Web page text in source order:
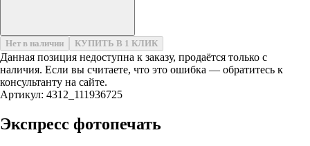
Нет в наличии КУПИТЬ В 1 КЛИК
Данная позиция недоступна к заказу, продаётся только с
наличия. Если вы считаете, что это ошибка — обратитесь к
консультанту на сайте.
Артикул: 4312_111936725
Экспресс фотопечать